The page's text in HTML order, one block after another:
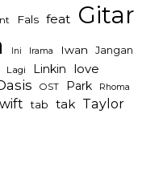
Fals feat Gitar
Ini Irama Iwan Jangan
Lagi Linkin love
OST Park Rhoma
tab tak Taylor